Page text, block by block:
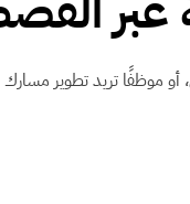
موظفًا تريد تطوير